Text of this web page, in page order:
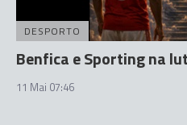
DESPORTO
Benfica e Sporting na
11 Mai 07:46